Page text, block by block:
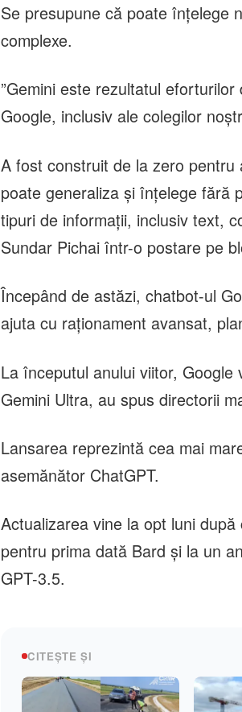
Se presupune că poate înţelege
complexe.
”Gemini este rezultatul
Google, inclusiv ale colegilor
A fost construit de la zero
poate generaliza şi înţelege fără
tipuri de informaţii, inclusiv text,
Sundar Pichai într-o postare pe
Începând de astăzi, chatbot-ul
ajuta cu raţionament avansat,
La începutul anului viitor, Google
Gemini Ultra, au spus directorii
Lansarea reprezintă cea mai
asemănător ChatGPT.
Actualizarea vine la opt luni
pentru prima dată Bard şi la un
GPT-3.5.
CITEȘTE ȘI